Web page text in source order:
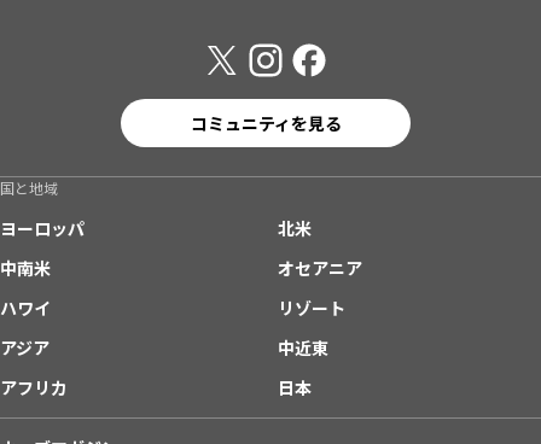
コミュニティを見る
国と地域
ヨーロッパ
北米
中南米
オセアニア
ハワイ
リゾート
アジア
中近東
アフリカ
日本